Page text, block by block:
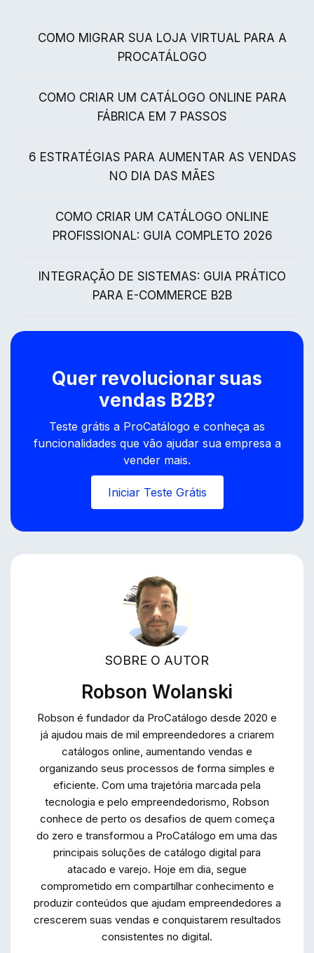
COMO MIGRAR SUA LOJA VIRTUAL PARA A
PROCATÁLOGO
COMO CRIAR UM CATÁLOGO ONLINE PARA
FÁBRICA EM 7 PASSOS
6 ESTRATÉGIAS PARA AUMENTAR AS VENDAS
NO DIA DAS MÃES
COMO CRIAR UM CATÁLOGO ONLINE
PROFISSIONAL: GUIA COMPLETO 2026
INTEGRAÇÃO DE SISTEMAS: GUIA PRÁTICO
PARA E-COMMERCE B2B
Quer revolucionar suas
vendas B2B?
Teste grátis a ProCatálogo e conheça as
funcionalidades que vão ajudar sua empresa a
vender mais.
Iniciar Teste Grátis
SOBRE O AUTOR
Robson Wolanski
Robson é fundador da ProCatálogo desde 2020 e
já ajudou mais de mil empreendedores a criarem
catálogos online, aumentando vendas e
organizando seus processos de forma simples e
eficiente. Com uma trajetória marcada pela
tecnologia e pelo empreendedorismo, Robson
conhece de perto os desafios de quem começa
do zero e transformou a ProCatálogo em uma das
principais soluções de catálogo digital para
atacado e varejo. Hoje em dia, segue
comprometido em compartilhar conhecimento e
produzir conteúdos que ajudam empreendedores a
crescerem suas vendas e conquistarem resultados
consistentes no digital.